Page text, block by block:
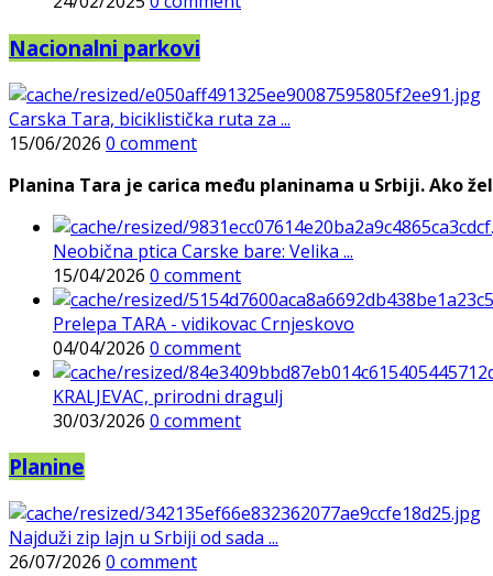
Nacionalni parkovi
Carska Tara, biciklistička ruta za ...
15/06/2026 0 comment
Planina Tara je carica među planinama u Srbiji. Ako
Neobična ptica Carske bare: Velika ...
15/04/2026 0 comment
Prelepa TARA - vidikovac Crnjeskovo
04/04/2026 0 comment
KRALJEVAC, prirodni dragulj
30/03/2026 0 comment
Planine
Najduži zip lajn u Srbiji od sada ...
26/07/2026 0 comment